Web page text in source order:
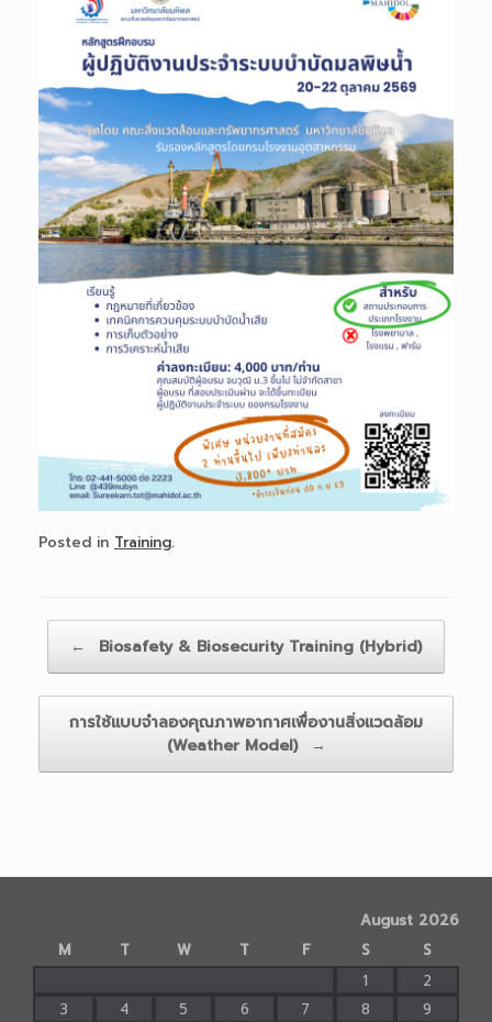
Posted in Training.
← Biosafety & Biosecurity Training (Hybrid)
การใช้แบบจำลองคุณภาพอากาศเพื่องานสิ่งแวดล้อม
(Weather Model)
→
August 2026
M
T W T F S
S
1
2
3
4 5 6 7 8 9